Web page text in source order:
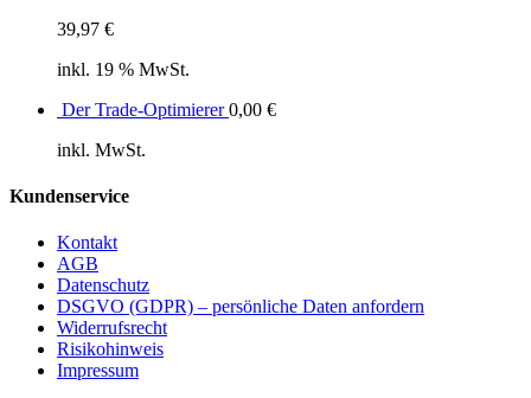
39,97 €
inkl. 19 % MwSt.
Der Trade-Optimierer 0,00 €
inkl. MwSt.
Kundenservice
Kontakt
AGB
Datenschutz
DSGVO (GDPR) – persönliche Daten anfordern
Widerrufsrecht
Risikohinweis
Impressum